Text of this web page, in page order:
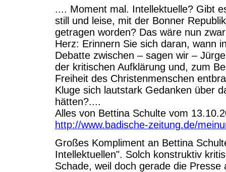
.... Moment mal. Intellektuelle? Gibt
still und leise, mit der Bonner
getragen worden? Das wäre nun
Herz: Erinnern Sie sich daran, wann
Debatte zwischen – sagen wir –
der kritischen Aufklärung und, zum
Freiheit des Christenmenschen
Kluge sich lautstark Gedanken über
hätten?....
Alles von Bettina Schulte vom
http://www.badische-zeitung.de/
Großes Kompliment an Bettina
Intellektuellen". Solch konstruktiv
Schade, weil doch gerade die